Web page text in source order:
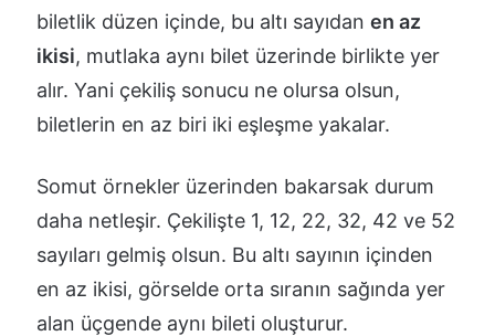
biletlik düzen içinde, bu altı sayıdan en az
ikisi, mutlaka aynı bilet üzerinde birlikte yer
alır. Yani çekiliş sonucu ne olursa olsun,
biletlerin en az biri iki eşleşme yakalar.
Somut örnekler üzerinden bakarsak durum
daha netleşir. Çekilişte 1, 12, 22, 32, 42 ve 52
sayıları gelmiş olsun. Bu altı sayının içinden
en az ikisi, görselde orta sıranın sağında yer
alan üçgende aynı bileti oluşturur.